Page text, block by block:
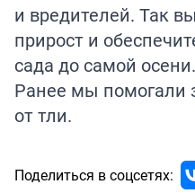
и вредителей. Так
прирост и
сада до самой осени.
Ранее мы помогали
оттли.
Поделиться в соцсетях: